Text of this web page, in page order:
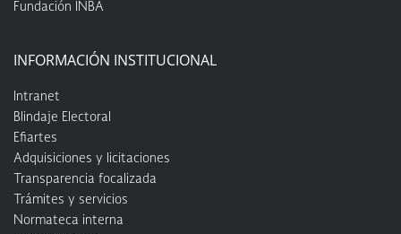
Fundación INBA
INFORMACIÓN INSTITUCIONAL
Intranet
Blindaje Electoral
Efiartes
Adquisiciones y licitaciones
Transparencia focalizada
Trámites y servicios
Normateca interna